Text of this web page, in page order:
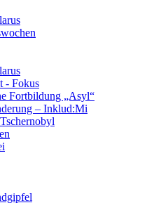
- Fokus
Fortbildung „Asyl“
– Inklud:Mi